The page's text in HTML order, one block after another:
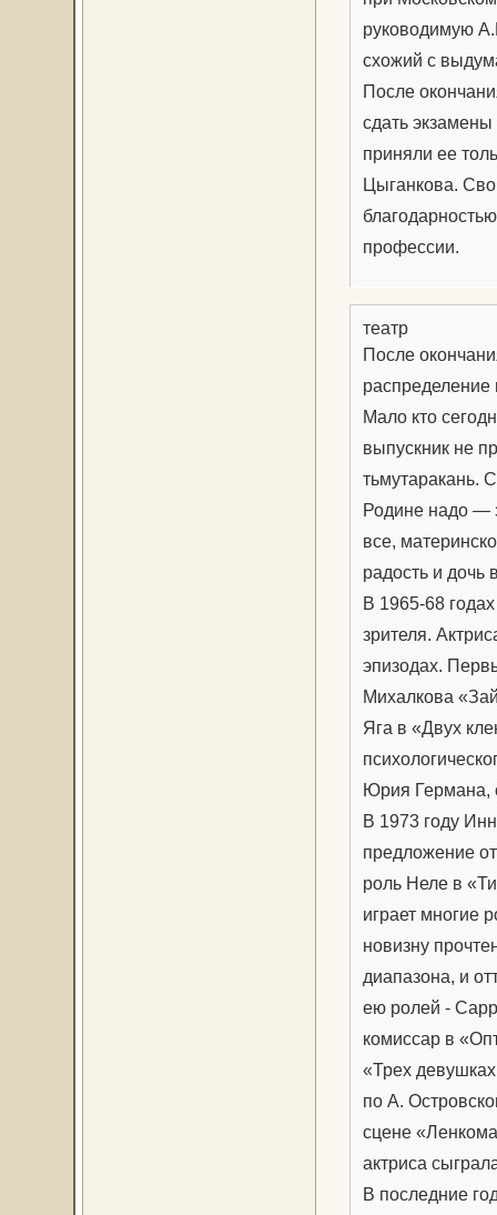
руководимую
схожий с
После
сдать
приняли ее
Цыганкова.
профессии.
театр
После
распределение
Мало кто
выпускник не
тьмутаракань.
Родине надо —
все,
радость и дочь
В 1965-68
зрителя.
эпизодах.
Михалкова
Яга в «Двух
Юрия Германа,
В 1973 году
предложение
роль Неле в
играет многие
новизну
диапазона, и
ею ролей -
комиссар в
«Трех
по А.
сцене
актриса
В последние